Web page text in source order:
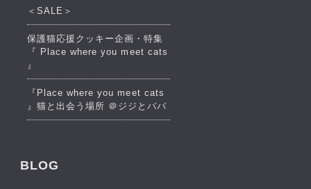
＜SALE＞
保護猫応援クッキー企画・特集
『 Place where you meet cats
』
『Place where you meet cats
』猫と出会う場所 ＠ジジとババ
BLOG